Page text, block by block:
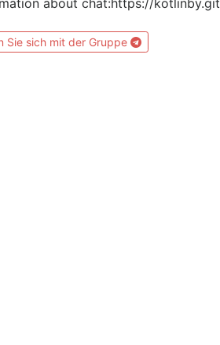
about chat:https://
Sie sich mit der Gruppe